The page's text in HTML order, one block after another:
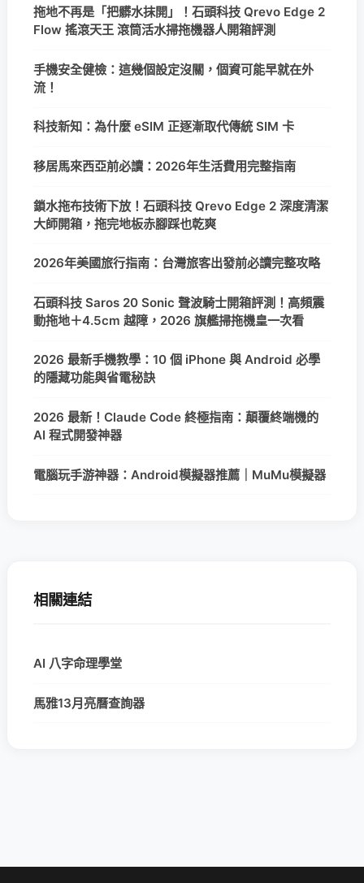
拖地不再是「把髒水抹開」！石頭科技 Qrevo Edge 2
Flow 搖滾天王 滾筒活水掃拖機器人開箱評測
手機安全健檢：這幾個設定沒關，個資可能早就在外
流！
科技新知：為什麼 eSIM 正逐漸取代傳統 SIM 卡
移居馬來西亞前必讀：2026年生活費用完整指南
鎖水拖布技術下放！石頭科技 Qrevo Edge 2 深度清潔
大師開箱，拖完地板赤腳踩也乾爽
2026年美國旅行指南：台灣旅客出發前必讀完整攻略
石頭科技 Saros 20 Sonic 聲波騎士開箱評測！高頻震
動拖地＋4.5cm 越障，2026 旗艦掃拖機皇一次看
2026 最新手機教學：10 個 iPhone 與 Android 必學
的隱藏功能與省電秘訣
2026 最新！Claude Code 終極指南：顛覆終端機的
AI 程式開發神器
電腦玩手游神器：Android模擬器推薦｜MuMu模擬器
相關連結
AI 八字命理學堂
馬雅13月亮曆查詢器